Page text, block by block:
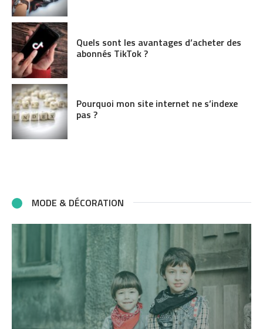
Quels sont les avantages d’acheter des
abonnés TikTok ?
Pourquoi mon site internet ne s’indexe
pas ?
MODE & DÉCORATION